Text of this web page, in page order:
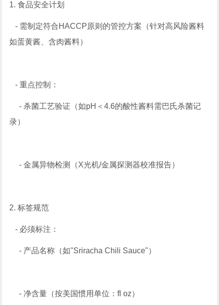
1. 食品安全计划
- 需制定符合HACCP原则的管控方案（针对高风险酱料
如蛋黄酱、含肉酱料）
- 重点控制：
- 杀菌工艺验证（如pH＜4.6的酸性酱料需巴氏杀菌记
录）
- 金属异物检测（X光机/金属探测器校准报告）
2. 标签规范
- 必须标注：
- 产品名称（如"Sriracha Chili Sauce"）
- 净含量（按美国惯用单位：fl oz）